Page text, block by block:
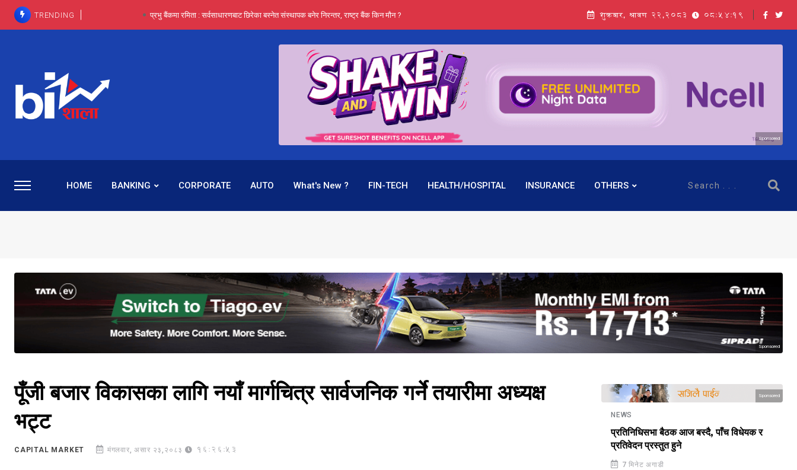
TRENDING प्रभु बैंकमा रमिता : सर्वसाधारणबाट छिरेका बस्नेत संस्थापक बनेर निरन्तर, राष्ट्र बैंक किन मौन ? प्रभू बैंकका सञ्चालक बस्नेतमाथि राष्ट्र बैंकको ‘कन्सर्न’, प्रवक्ता भन्छन्- समूह फेरेर सञ्चालक पदमा बस्न मिल्दैन
शुक्रबार, श्रावण २२,२०८३ 08:54:19
Sponsored
HOME BANKING CORPORATE AUTO What's New ? FIN-TECH HEALTH/HOSPITAL INSURANCE OTHERS
Sponsored
पूँजी बजार विकासका लागि नयाँ मार्गचित्र सार्वजनिक गर्ने तयारीमा अध्यक्ष
भट्ट
CAPITAL MARKET मंगलवार, असार २३,२०८३ 16:26:53
Sponsored
NEWS
प्रतिनिधिसभा बैठक आज बस्दै, पाँच विधेयक र
प्रतिवेदन प्रस्तुत हुने
7 मिनेट अगाडी